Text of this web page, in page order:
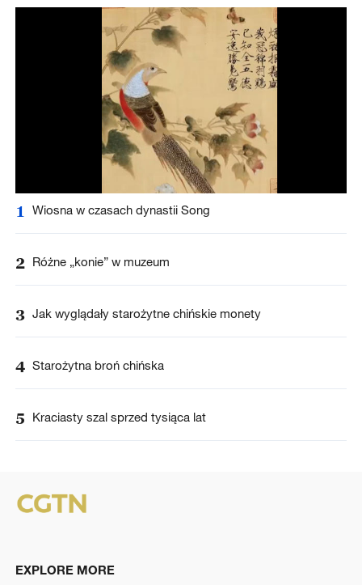
1 Wiosna w czasach dynastii Song
2 Różne „konie” w muzeum
3 Jak wyglądały starożytne chińskie monety
4 Starożytna broń chińska
5 Kraciasty szal sprzed tysiąca lat
EXPLORE MORE